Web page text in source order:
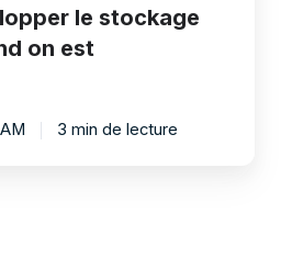
le stockage
on est
3 min de lecture